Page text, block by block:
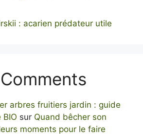
: acarien prédateur utile
arbres fruitiers jardin : guide
sur Quand bêcher son
moments pour le faire